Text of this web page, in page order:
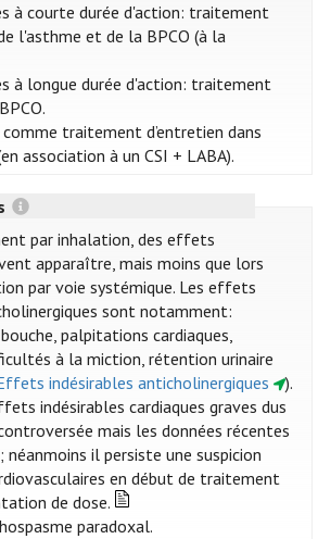
à courte durée d'action: traitement
l'asthme et de la BPCO (à la
à longue durée d'action: traitement
traitement d’entretien dans
association à un CSI + LABA).
par inhalation, des effets
apparaître, mais moins que lors
par voie systémique. Les effets
sont notamment:
palpitations cardiaques,
à la miction, rétention urinaire
indésirables anticholinergiques
).
indésirables cardiaques graves dus
mais les données récentes
il persiste une suspicion
en début de traitement
de dose.
paradoxal.